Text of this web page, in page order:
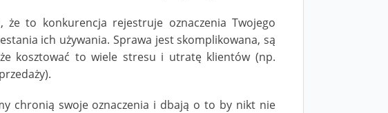
że to konkurencja rejestruje oznaczenia Twojego
ich używania. Sprawa jest skomplikowana, są
kosztować to wiele stresu i utratę klientów (np.
chronią swoje oznaczenia i dbają o to by nikt nie